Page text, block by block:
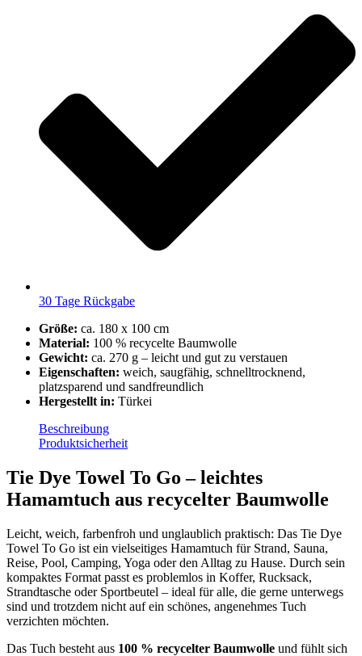
30 Tage Rückgabe
Größe: ca. 180 x 100 cm
Material: 100 % recycelte Baumwolle
Gewicht: ca. 270 g – leicht und gut zu verstauen
Eigenschaften: weich, saugfähig, schnelltrocknend,
platzsparend und sandfreundlich
Hergestellt in: Türkei
Beschreibung
Produktsicherheit
Tie Dye Towel To Go – leichtes
Hamamtuch aus recycelter Baumwolle
Leicht, weich, farbenfroh und unglaublich praktisch: Das Tie Dye
Towel To Go ist ein vielseitiges Hamamtuch für Strand, Sauna,
Reise, Pool, Camping, Yoga oder den Alltag zu Hause. Durch sein
kompaktes Format passt es problemlos in Koffer, Rucksack,
Strandtasche oder Sportbeutel – ideal für alle, die gerne unterwegs
sind und trotzdem nicht auf ein schönes, angenehmes Tuch
verzichten möchten.
Das Tuch besteht aus 100 % recycelter Baumwolle und fühlt sich